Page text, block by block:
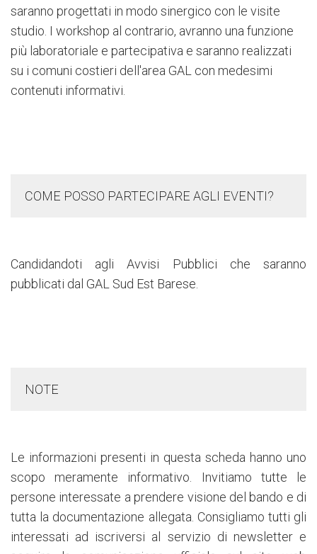
saranno progettati in modo sinergico con le visite
studio. I workshop al contrario, avranno una funzione
più laboratoriale e partecipativa e saranno realizzati
su i comuni costieri dell'area GAL con medesimi
contenuti informativi.
COME POSSO PARTECIPARE AGLI EVENTI?
Candidandoti agli Avvisi Pubblici che saranno
pubblicati dal GAL Sud Est Barese.
NOTE
Le informazioni presenti in questa scheda hanno uno
scopo meramente informativo. Invitiamo tutte le
persone interessate a prendere visione del bando e di
tutta la documentazione allegata. Consigliamo tutti gli
interessati ad iscriversi al servizio di newsletter e